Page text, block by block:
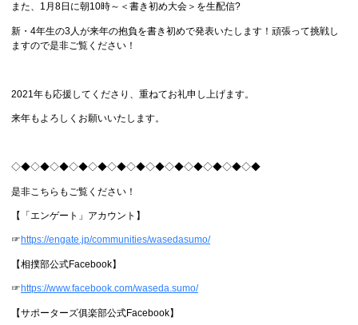
また、1月8日に朝10時～ ＜書き初め大会＞ を生配信?
新・4年生の3人が来年の抱負を書き初めで発表いたします！頑張って挑戦し
ますので是非ご覧ください！
2021年も応援してくださり、重ねてお礼申し上げます。
来年もよろしくお願いいたします。
◇◆◇◆◇◆◇◆◇◆◇◆◇◆◇◆◇◆◇◆◇◆◇◆◇◆
是非こちらもご覧ください！
【「エンゲート」アカウント】
☞ https://engate.jp/communities/wasedasumo/
【相撲部公式Facebook】
☞ https://www.facebook.com/waseda.sumo/
【サポーターズ俱楽部公式Facebook】